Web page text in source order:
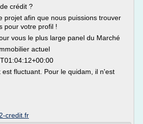
crédit ?
projet afin que nous puissions trouver
pour votre profil !
vous le plus large panel du Marché
actuel
fluctuant. Pour le quidam, il n'est
credit.fr